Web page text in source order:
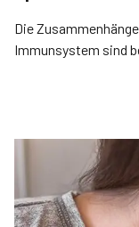
Die
Immunsystem sind